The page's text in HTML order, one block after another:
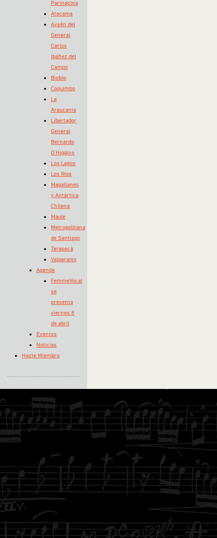
Parinacota
Atacama
Aysén del
General
Carlos
Ibáñez del
Campo
Biobío
Coquimbo
La
Araucanía
Libertador
General
Bernardo
O’Higgins
Los Lagos
Los Ríos
Magallanes
y Antártica
Chilena
Maule
Metropolitana
de Santiago
Tarapacá
Valparaíso
Agenda
FemmeVocal
se
presenta
viernes 8
de abril
Eventos
Noticias
Hazte Miembro